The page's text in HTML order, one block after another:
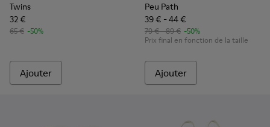
Twins
32 €
65 € -50%
Ajouter
Peu Path
39 € - 44 €
79 € - 89 € -50%
Prix final en fonction de la taille
Ajouter